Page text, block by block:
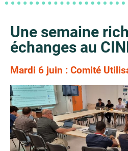
Une semaine
échanges au
Mardi 6 juin : Comité